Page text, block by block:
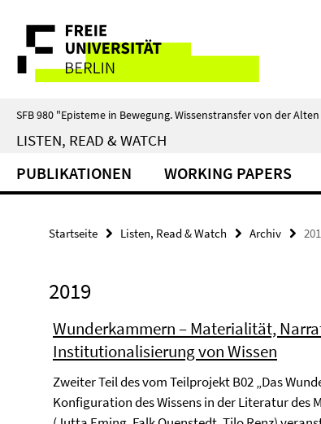
direkt
Inhalt
Service-
Navigation
SFB 980 "Episteme in Bewegung. Wissenstransfer von der
LISTEN, READ & WATCH
PUBLIKATIONEN WORKING PAPERS
Startseite Listen, Read & Watch Archiv
2019
Wunderkammern – Materialität,
Institutionalisierung von Wissen
Zweiter Teil des vom Teilprojekt B02 „Das
Konfiguration des Wissens in der Literatur des